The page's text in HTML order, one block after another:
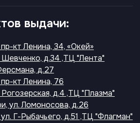
выдачи:
кт Ленина, 34, «Окей»
Шевченко, д.34 ,ТЦ "Лента"
д.27
кт Ленина, 76
д.4 ,ТЦ "Плазма"
ул. Ломоносова, д.26
Г-Рыбачьего, д.51 ,ТЦ "Флагман"